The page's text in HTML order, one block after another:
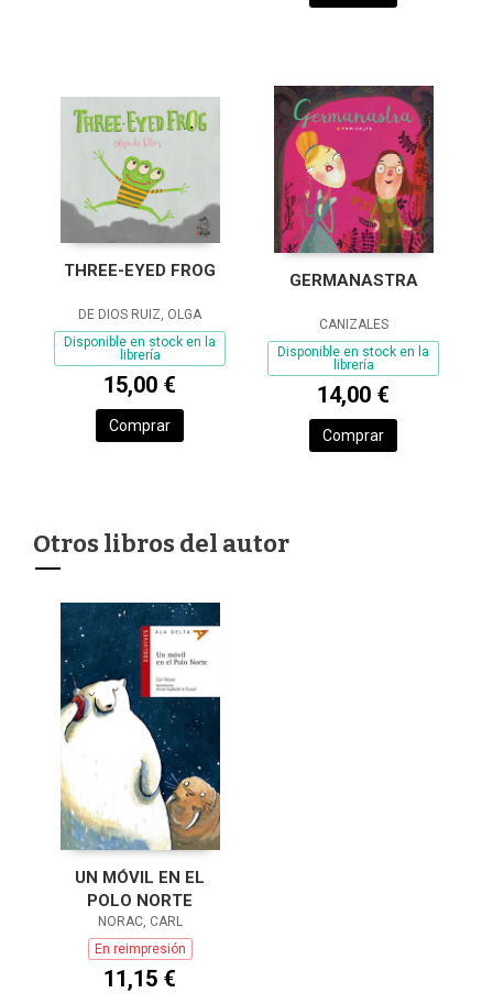
THREE-EYED FROG
DE DIOS RUIZ, OLGA
Disponible en stock en la
librería
15,00 €
Comprar
GERMANASTRA
CANIZALES
Disponible en stock en la
librería
14,00 €
Comprar
Otros libros del autor
UN MÓVIL EN EL
POLO NORTE
NORAC, CARL
En reimpresión
11,15 €